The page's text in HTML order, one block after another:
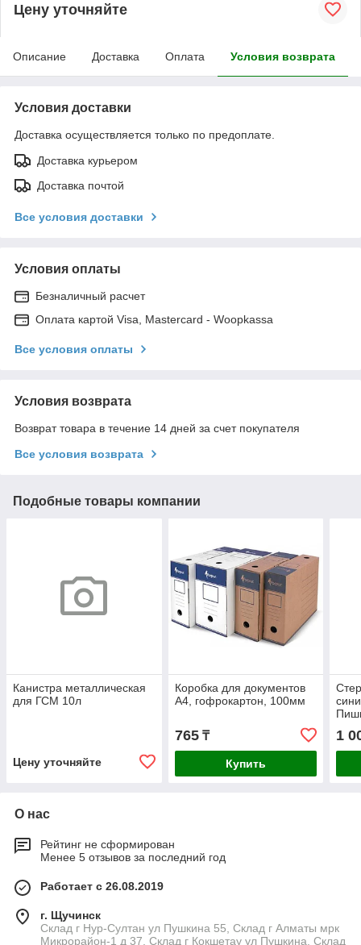
Цену уточняйте
Описание Доставка Оплата Условия возврата
Условия доставки
Доставка осуществляется только по предоплате.
Доставка курьером
Доставка почтой
Все условия доставки
Условия оплаты
Безналичный расчет
Оплата картой Visa, Mastercard - Woopkassa
Все условия оплаты
Условия возврата
Возврат товара в течение 14 дней за счет покупателя
Все условия возврата
Подобные товары компании
Канистра металлическая
для ГСМ 10л
Цену уточняйте
Коробка для документов
А4, гофрокартон, 100мм
765₸
Купить
1
О нас
Рейтинг не сформирован
Менее 5 отзывов за последний год
Работает с 26.08.2019
г. Щучинск
Склад г Нур-Султан ул Пушкина 55, Склад г Алматы мрк
Микрорайон-1 д 37, Склад г Кокшетау ул Пушкина, Склад